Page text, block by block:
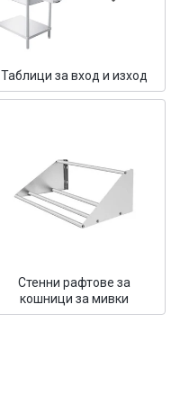
Таблици за вход и изход
Стенни рафтове за
кошници за мивки